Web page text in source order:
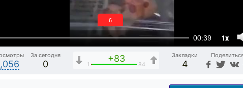
00:39 1x
5
За сегодня
0
+83
1 84
Закладки
4